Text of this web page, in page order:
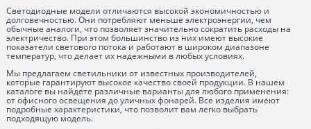
Светодиодные модели отличаются высокой экономичностью и
долговечностью. Они потребляют меньше электроэнергии, чем
обычные аналоги, что позволяет значительно сократить расходы на
электричество. При этом большинство из них имеют высокие
показатели светового потока и работают в широком диапазоне
температур, что делает их надежными в любых условиях.
Мы предлагаем светильники от известных производителей,
которые гарантируют высокое качество своей продукции. В нашем
каталоге вы найдете различные варианты для любого применения:
от офисного освещения до уличных фонарей. Все изделия имеют
подробные характеристики, что позволит вам легко выбрать
подходящую модель.